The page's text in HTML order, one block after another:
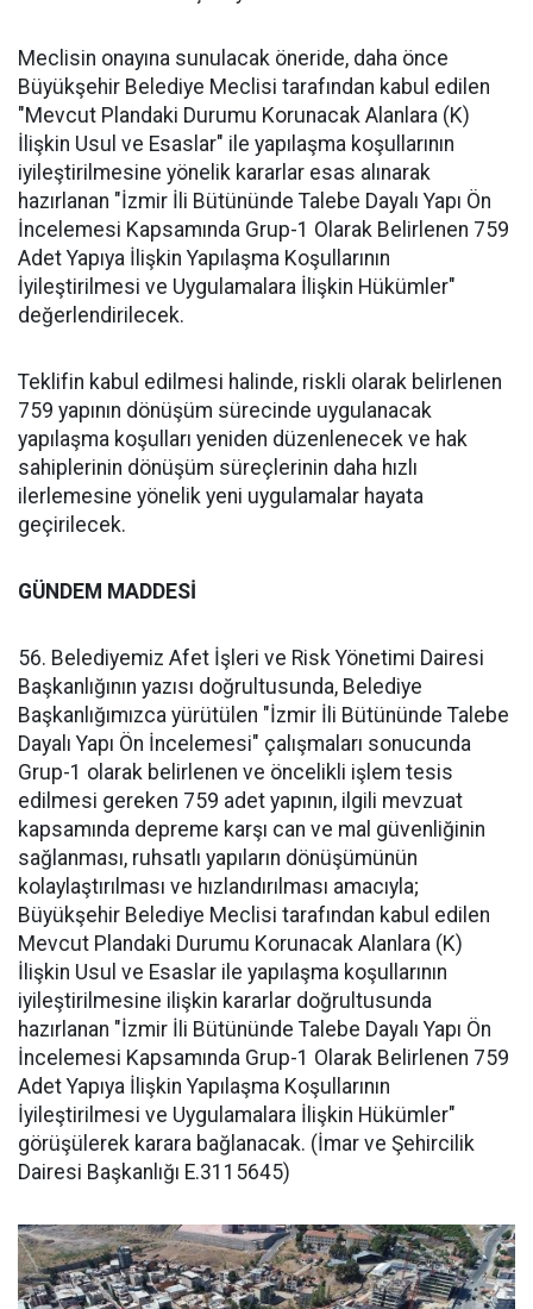
Meclisin onayına sunulacak öneride, daha önce
Büyükşehir Belediye Meclisi tarafından kabul edilen
"Mevcut Plandaki Durumu Korunacak Alanlara (K)
İlişkin Usul ve Esaslar" ile yapılaşma koşullarının
iyileştirilmesine yönelik kararlar esas alınarak
hazırlanan "İzmir İli Bütününde Talebe Dayalı Yapı Ön
İncelemesi Kapsamında Grup-1 Olarak Belirlenen 759
Adet Yapıya İlişkin Yapılaşma Koşullarının
İyileştirilmesi ve Uygulamalara İlişkin Hükümler"
değerlendirilecek.
Teklifin kabul edilmesi halinde, riskli olarak belirlenen
759 yapının dönüşüm sürecinde uygulanacak
yapılaşma koşulları yeniden düzenlenecek ve hak
sahiplerinin dönüşüm süreçlerinin daha hızlı
ilerlemesine yönelik yeni uygulamalar hayata
geçirilecek.
GÜNDEM MADDESİ
56. Belediyemiz Afet İşleri ve Risk Yönetimi Dairesi
Başkanlığının yazısı doğrultusunda, Belediye
Başkanlığımızca yürütülen "İzmir İli Bütününde Talebe
Dayalı Yapı Ön İncelemesi" çalışmaları sonucunda
Grup-1 olarak belirlenen ve öncelikli işlem tesis
edilmesi gereken 759 adet yapının, ilgili mevzuat
kapsamında depreme karşı can ve mal güvenliğinin
sağlanması, ruhsatlı yapıların dönüşümünün
kolaylaştırılması ve hızlandırılması amacıyla;
Büyükşehir Belediye Meclisi tarafından kabul edilen
Mevcut Plandaki Durumu Korunacak Alanlara (K)
İlişkin Usul ve Esaslar ile yapılaşma koşullarının
iyileştirilmesine ilişkin kararlar doğrultusunda
hazırlanan "İzmir İli Bütününde Talebe Dayalı Yapı Ön
İncelemesi Kapsamında Grup-1 Olarak Belirlenen 759
Adet Yapıya İlişkin Yapılaşma Koşullarının
İyileştirilmesi ve Uygulamalara İlişkin Hükümler"
görüşülerek karara bağlanacak. (İmar ve Şehircilik
Dairesi Başkanlığı E.3115645)